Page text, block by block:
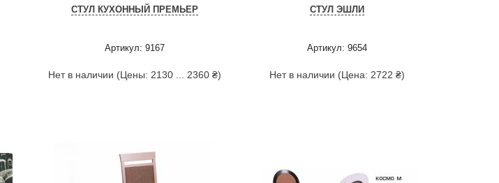
СТУЛ КУХОННЫЙ ПРЕМЬЕР
Артикул: 9167
Нет в наличии (Цены: 2130 ... 2360 ₴)
СТУЛ ЭШЛИ
Артикул: 9654
Нет в наличии (Цена: 2722 ₴)